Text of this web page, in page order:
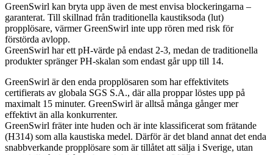
GreenSwirl kan bryta upp även de mest envisa blockeringarna –
garanterat. Till skillnad från traditionella kaustiksoda (lut)
propplösare, värmer GreenSwirl inte upp rören med risk för
förstörda avlopp.
GreenSwirl har ett pH-värde på endast 2-3, medan de traditionella
produkter spränger PH-skalan som endast går upp till 14.
GreenSwirl är den enda propplösaren som har effektivitets
certifierats av globala SGS S.A., där alla proppar löstes upp på
maximalt 15 minuter. GreenSwirl är alltså många gånger mer
effektivt än alla konkurrenter.
GreenSwirl fräter inte huden och är inte klassificerat som frätande
(H314) som alla kaustiska medel. Därför är det bland annat det enda
snabbverkande propplösare som är tillåtet att sälja i Sverige, utan